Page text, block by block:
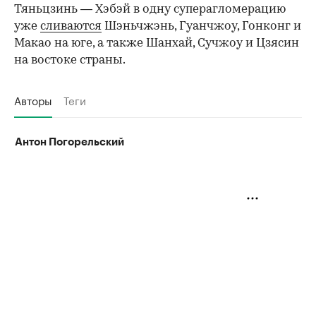
Тяньцзинь — Хэбэй в одну суперагломерацию
уже сливаются Шэньчжэнь, Гуанчжоу, Гонконг и
Макао на юге, а также Шанхай, Сучжоу и Цзясин
на востоке страны.
Авторы Теги
Антон Погорельский